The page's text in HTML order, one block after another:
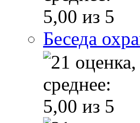
Беседа